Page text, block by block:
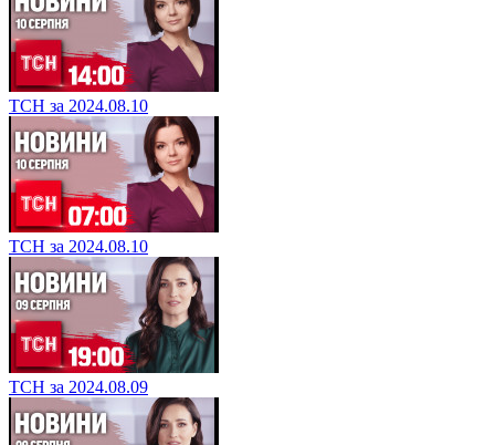
ТСН за 2024.08.10
ТСН за 2024.08.10
ТСН за 2024.08.09